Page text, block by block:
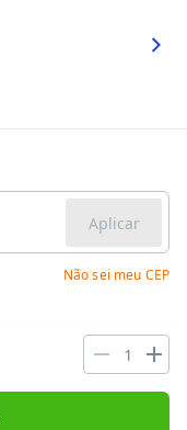
Aplicar
Não sei meu CEP